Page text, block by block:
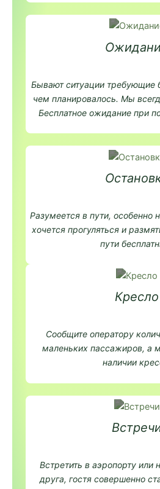
Бывают ситуации требующие
чем планировалось. Мы
Бесплатное ожидание при
Разумеется в пути, особенно
хочется прогуляться и
пути
Кресло
Сообщите оператору
маленьких пассажиров, а
наличии
Встретить в аэропорту или
друга, гостя совершенно